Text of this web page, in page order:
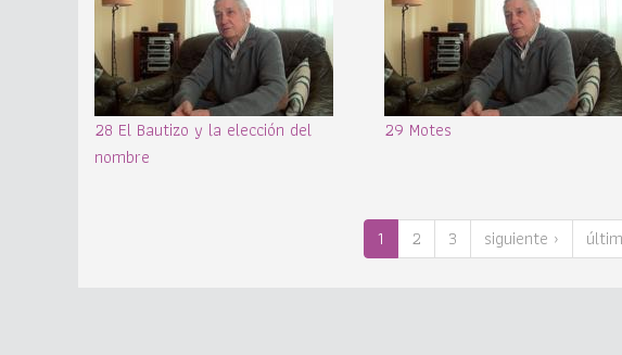
28 El Bautizo y la elección del
nombre
29 Motes
1 2 3 siguiente ›